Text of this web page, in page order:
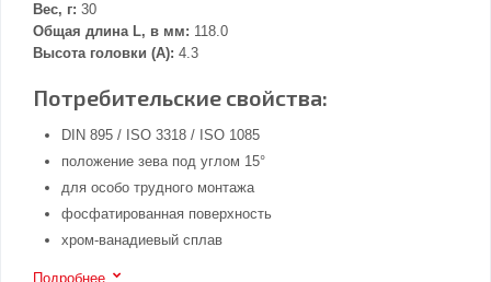
Вес, г: 30
Общая длина L, в мм: 118.0
Высота головки (А): 4.3
Потребительские свойства:
DIN 895 / ISO 3318 / ISO 1085
положение зева под углом 15°
для особо трудного монтажа
фосфатированная поверхность
хром-ванадиевый сплав
Подробнее